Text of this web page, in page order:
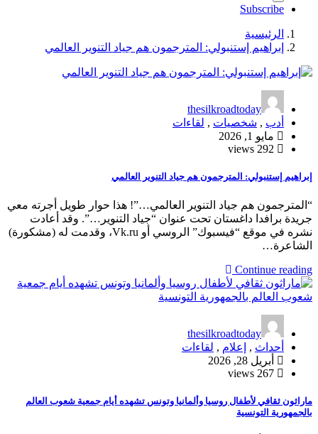
Subscribe
الرئيسية
إبراهيم إستنبولي: المترجمون هم جياد التنوير العالمي
thesilkroadtoday
أدب , شخصيات , لقاءات
مايو 1, 2026
إبراهيم إستنبولي: المترجمون هم جياد التنوير العالمي
“المترجمون هم جياد التنوير العالمي…”! هذا حوار طويل أجرته معي
جريدة برافدا داغستان تحت عنوان “جياد التنوير…”. وقد أعادت
نشره في موقع “فيسبوك” الروسي أو Vk.ru، وقدمت له (مشكورة)
الشاعرة…
Continue reading
thesilkroadtoday
أحداث , إعلام , لقاءات
أبريل 28, 2026
ماراثون ثقافي لأطفال روسيا وألمانيا وتونس تشهده أيام جمعية شعوب العالم
بالجمهورية التونسية